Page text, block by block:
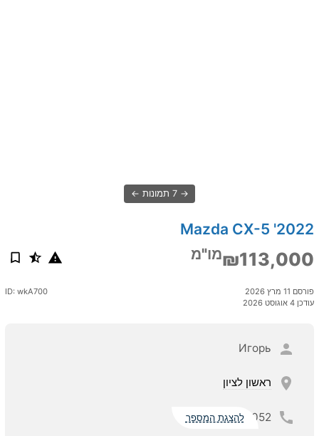
7 תמונות
2022' Mazda CX-5
₪113,000מו"מ
פורסם 11 מרץ 2026
עודכן 4 אוגוסט 2026
ID: wkA700
Игорь
ראשון לציון
052 להצגת המספר